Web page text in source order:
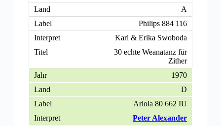
A
Philips 884 116
Karl & Erika Swoboda
30 echte Weanatanz für
Zither
1970
D
Ariola 80 662 IU
Peter Alexander